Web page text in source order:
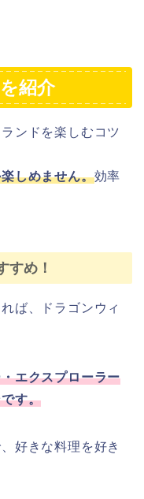
紹介
ンドを楽しむコツ
しめません。効率
すめ！
ば、ドラゴンウィ
エクスプローラー
す。
好きな料理を好き